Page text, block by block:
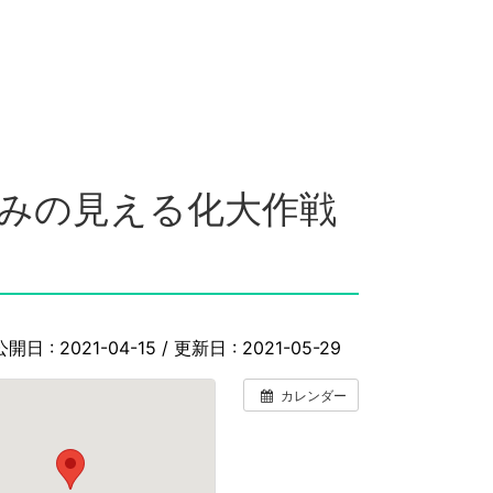
の見える化大作戦
開日 : 2021-04-15 / 更新日 : 2021-05-29
カレンダー